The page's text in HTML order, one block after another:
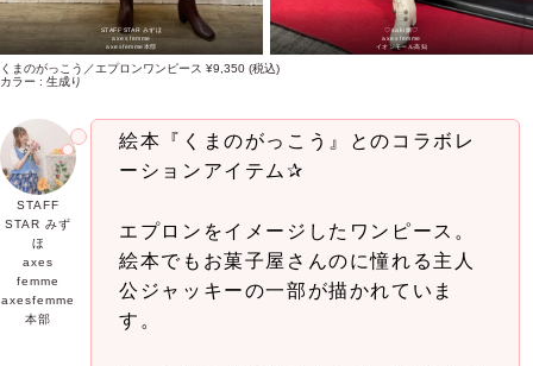
STAFF STAR みずほ
axes femme
axesfemme本部
♡saki嬢♡
axes femme
イオンモール高知
くまのがっこう／エプロンワンピース ¥9,350 (税込)
カラー : 生成り
STAFF
STAR みず
ほ
axes
femme
axesfemme
本部
絵本『くまのがっこう』とのコラボレ
ーションアイテム✰
エプロンをイメージしたワンピース。
絵本でもお菓子屋さんのに憧れる主人
公ジャッキーの一部が描かれていま
す。